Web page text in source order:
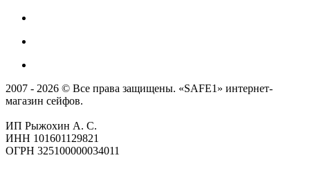
2007 - 2026 © Все права защищены. «SAFE1» интернет-
магазин сейфов.
ИП Рыжохин А. С.
ИНН 101601129821
ОГРН 325100000034011